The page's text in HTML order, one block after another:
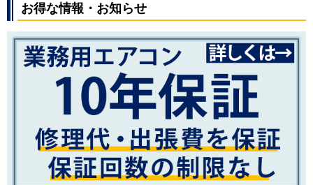
お得な情報・お知らせ